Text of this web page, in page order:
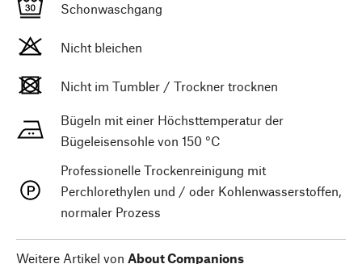
Schonwaschgang
Nicht bleichen
Nicht im Tumbler / Trockner trocknen
Bügeln mit einer Höchsttemperatur der
Bügeleisensohle von 150 °C
Professionelle Trockenreinigung mit
Perchlorethylen und / oder Kohlenwasserstoffen,
normaler Prozess
Weitere Artikel von About Companions